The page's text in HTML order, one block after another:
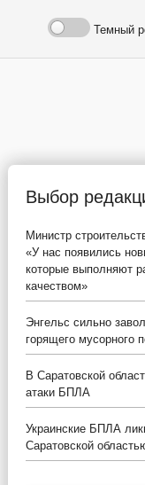
Темный
Выбор
Министр
«У нас появились
которые выполняют
качеством»
Энгельс сильно
горящего мусорного
В Саратовской
атаки БПЛА
Украинские БПЛА
Саратовской